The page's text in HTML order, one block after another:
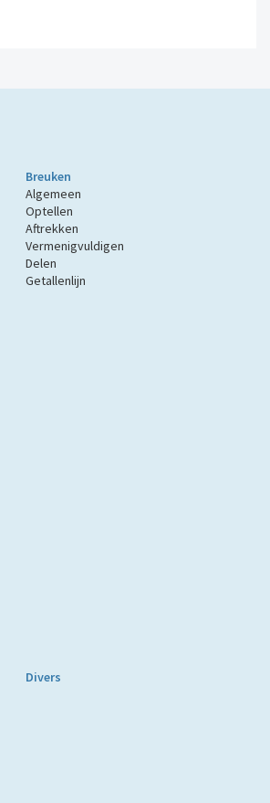
Breuken
Algemeen
Optellen
Aftrekken
Vermenigvuldigen
Delen
Getallenlijn
Divers